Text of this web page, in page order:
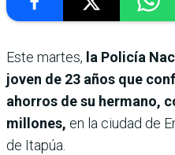
Este martes, la Policía
joven de 23 años que
ahorros de su hermano,
millones, en la ciudad de
de Itapúa.